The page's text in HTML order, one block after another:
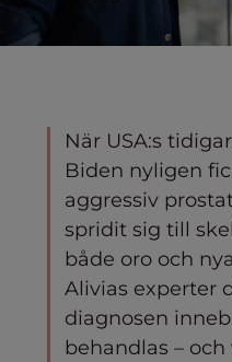
När USA:s
Biden nyligen
aggressiv
spridit sig till
både oro och
Alivias experter
diagnosen
behandlas –